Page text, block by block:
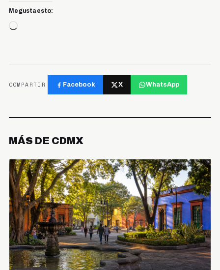
Me gusta esto:
Cargando...
COMPARTIR Facebook X WhatsApp
MÁS DE CDMX